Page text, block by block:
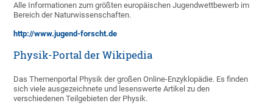
Alle Informationen zum größten europäischen Jugendwettbewerb im
Bereich der Naturwissenschaften.
http://www.jugend-forscht.de
Physik-Portal der Wikipedia
Das Themenportal Physik der großen Online-Enzyklopädie. Es finden
sich viele ausgezeichnete und lesenswerte Artikel zu den
verschiedenen Teilgebieten der Physik.